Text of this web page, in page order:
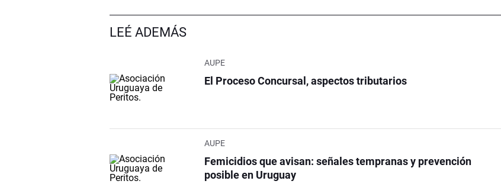
LEÉ ADEMÁS
AUPE
El Proceso Concursal, aspectos tributarios
AUPE
Femicidios que avisan: señales tempranas y prevención
posible en Uruguay